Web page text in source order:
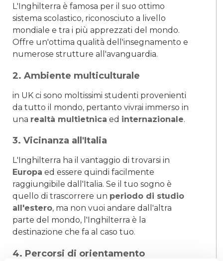
L'Inghilterra è famosa per il suo ottimo
sistema scolastico, riconosciuto a livello
mondiale e tra i più apprezzati del mondo.
Offre un'ottima qualità dell'insegnamento e
numerose strutture all'avanguardia.
2. Ambiente multiculturale
in UK ci sono moltissimi studenti provenienti
da tutto il mondo, pertanto vivrai immerso in
una realtà multietnica ed internazionale.
3. Vicinanza all'Italia
L'Inghilterra ha il vantaggio di trovarsi in
Europa ed essere quindi facilmente
raggiungibile dall'Italia. Se il tuo sogno è
quello di trascorrere un periodo di studio
all'estero, ma non vuoi andare dall'altra
parte del mondo, l'Inghilterra è la
destinazione che fa al caso tuo.
4. Percorsi di orientamento